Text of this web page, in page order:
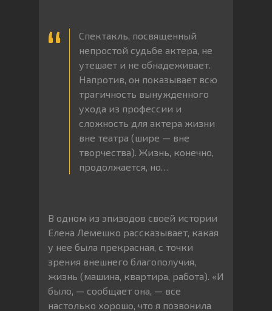
Спектакль, посвященный
непростой судьбе актера, не
утешает и не обнадеживает.
Напротив, он показывает всю
трагичность вынужденного
ухода из профессии и
сложность для актера жизни
вне театра (шире — вне
творчества). Жизнь, конечно,
продолжается, но…
В одном из эпизодов своей истории
Елена Лемешко рассказывает, какая
у нее была прекрасная, с точки
зрения внешнего благополучия,
жизнь (машина, квартира, работа). «И
было, — сообщает она, — все
настолько хорошо, что я позвонила